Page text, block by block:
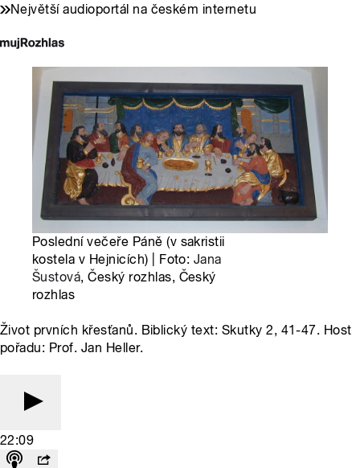
Největší audioportál na českém internetu
Poslední večeře Páně (v sakristii
kostela v Hejnicích) | Foto: Jana
Šustová, Český rozhlas, Český
rozhlas
Život prvních křesťanů. Biblický text: Skutky 2, 41-47. Host
pořadu: Prof. Jan Heller.
22:09